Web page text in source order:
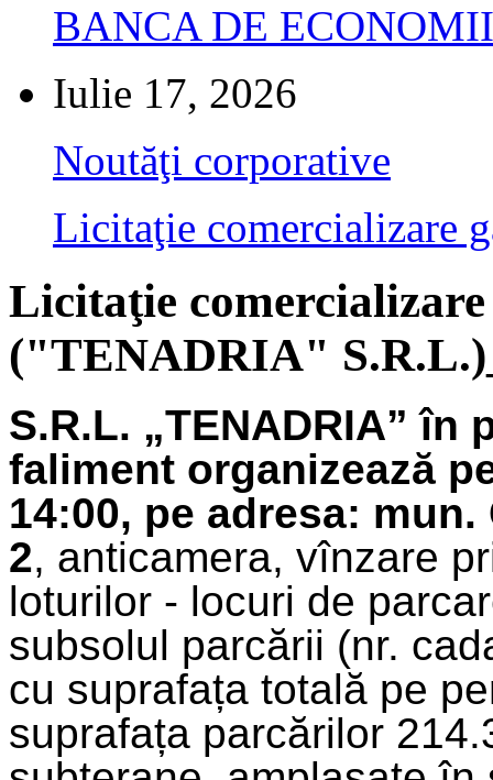
BANCA DE
Iulie 17, 2026
Noutăţi corporative
Licitaţie comercializare
Licitaţie
("TENADRIA"
S.R.L. „TENADRIA” în
faliment organizează
14:00, pe adresa:
2, anticamera, vînzare
loturilor - locuri de
subsolul parcării (nr.
cu suprafața totală pe
suprafața parcărilor